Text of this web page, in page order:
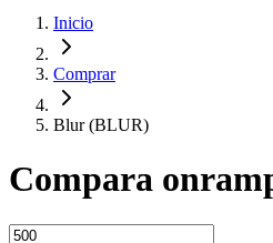
Inicio
Comprar
Blur (BLUR)
Compara